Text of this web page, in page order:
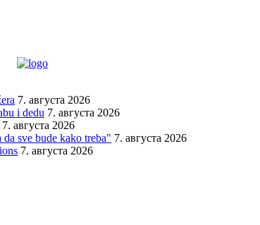
7. августа 2026
i dedu 7. августа 2026
7. августа 2026
sve bude kako treba" 7. августа 2026
7. августа 2026